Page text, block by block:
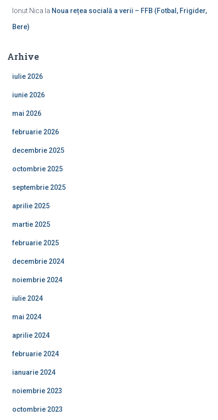
Ionut Nica la Noua rețea socială a verii – FFB (Fotbal, Frigider,
Bere)
Arhive
iulie 2026
iunie 2026
mai 2026
februarie 2026
decembrie 2025
octombrie 2025
septembrie 2025
aprilie 2025
martie 2025
februarie 2025
decembrie 2024
noiembrie 2024
iulie 2024
mai 2024
aprilie 2024
februarie 2024
ianuarie 2024
noiembrie 2023
octombrie 2023